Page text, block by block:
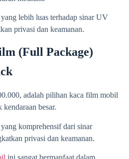
lebih luas terhadap sinar UV
privasi dan keamanan.
(Full Package)
adalah pilihan kaca film mobil
besar.
komprehensif dari sinar
privasi dan keamanan.